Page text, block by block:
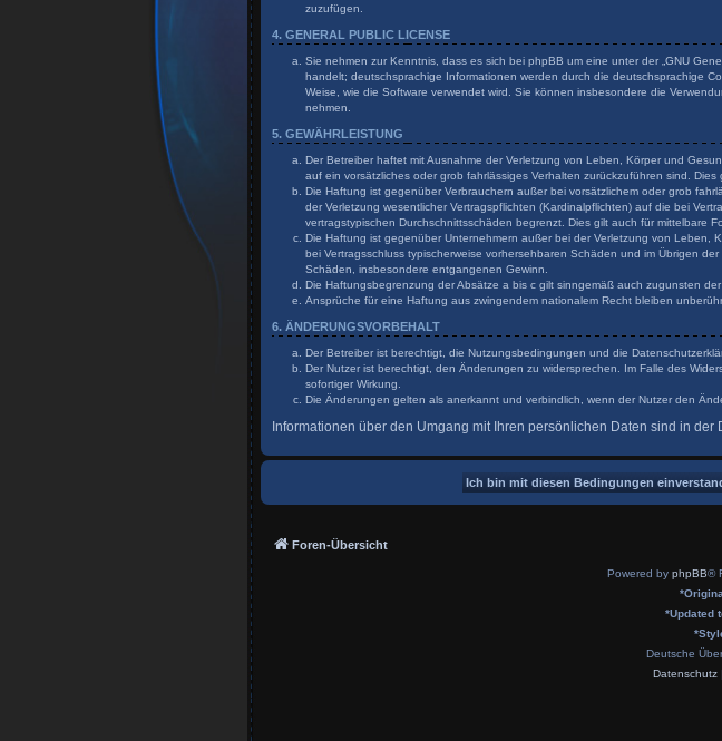
zuzufügen.
4. GENERAL PUBLIC LICENSE
Sie nehmen zur Kenntnis, dass es sich bei phpBB um eine unter der „ GNU
handelt; deutschsprachige Informationen werden durch die deutschsprachige
Weise, wie die Software verwendet wird. Sie können insbesondere die
nehmen.
5. GEWÄHRLEISTUNG
Der Betreiber haftet mit Ausnahme der Verletzung von Leben, Körper und
auf ein vorsätzliches oder grob fahrlässiges Verhalten zurückzuführen sind.
Die Haftung ist gegenüber Verbrauchern außer bei vorsätzlichem oder grob
der Verletzung wesentlicher Vertragspflichten (Kardinalpflichten) auf die bei
vertragstypischen Durchschnittsschäden begrenzt. Dies gilt auch für mittelbare
Die Haftung ist gegenüber Unternehmern außer bei der Verletzung von Leben,
bei Vertragsschluss typischerweise vorhersehbaren Schäden und im Übrigen
Schäden, insbesondere entgangenen Gewinn.
Die Haftungsbegrenzung der Absätze a bis c gilt sinngemäß auch zugunsten
Ansprüche für eine Haftung aus zwingendem nationalem Recht bleiben
6. ÄNDERUNGSVORBEHALT
Der Betreiber ist berechtigt, die Nutzungsbedingungen und die
Der Nutzer ist berechtigt, den Änderungen zu widersprechen. Im Falle des
sofortiger Wirkung.
Die Änderungen gelten als anerkannt und verbindlich, wenn der Nutzer den
Informationen über den Umgang mit Ihren persönlichen Daten sind in der
Foren-Übersicht
Powered by phpBB®
*
*Updated
*
Deutsche
Datenschutz|